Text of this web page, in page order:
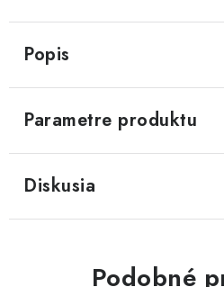
Popis
Parametre produktu
Diskusia
Podobné